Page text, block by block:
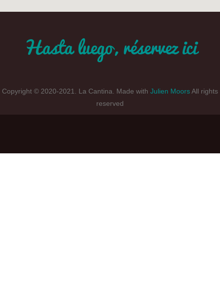
Hasta luego,réservez ici
Copyright © 2020-2021. La Cantina. Made with Julien MoorsAll rights
reserved